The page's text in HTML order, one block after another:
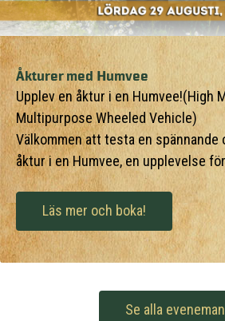
Åkturer med Humvee
Upplev en åktur i en Humvee!(High
Multipurpose Wheeled Vehicle)
Välkommen att testa en spännande
åktur i en Humvee, en upplevelse
Läs mer och boka!
Se alla